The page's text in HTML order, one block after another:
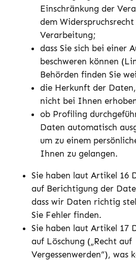
Einschränkung der
dem
Verarbeitung;
dass Sie sich bei einer
beschweren können
Behörden finden Sie
die Herkunft der
nicht bei Ihnen
ob Profiling
Daten automatisch
um zu einem
Ihnen zu gelangen.
Sie haben laut Artikel 16
auf Berichtigung der
dass wir Daten richtig
Sie Fehler finden.
Sie haben laut Artikel 17
auf Löschung („Recht auf
Vergessenwerden“), was